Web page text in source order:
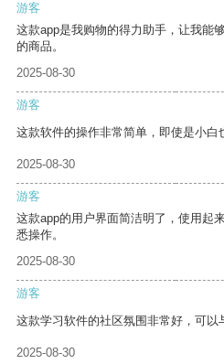
游客
这款app是我购物的得力助手，让我能
的商品。
2025-08-30
游客
这款软件的操作非常简单，即使是小白
2025-08-30
游客
这款app的用户界面简洁明了，使用起
悉操作。
2025-08-30
游客
这款学习软件的社区氛围非常好，可以
2025-08-30